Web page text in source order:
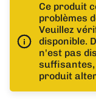
Ce produit
problèmes
Veuillez
disponible.
n'est pas
produit